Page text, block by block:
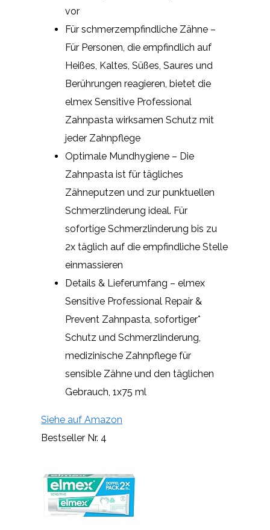
vor
Für schmerzempfindliche Zähne –
Für Personen, die empfindlich auf
Heißes, Kaltes, Süßes, Saures und
Berührungen reagieren, bietet die
elmex Sensitive Professional
Zahnpasta wirksamen Schutz mit
jeder Zahnpflege
Optimale Mundhygiene – Die
Zahnpasta ist für tägliches
Zähneputzen und zur punktuellen
Schmerzlinderung ideal. Für
sofortige Schmerzlinderung bis zu
2x täglich auf die empfindliche Stelle
einmassieren
Details & Lieferumfang – elmex
Sensitive Professional Repair &
Prevent Zahnpasta, sofortiger*
Schutz und Schmerzlinderung,
medizinische Zahnpflege für
sensible Zähne und den täglichen
Gebrauch, 1x75 ml
Siehe auf Amazon
Bestseller Nr. 4